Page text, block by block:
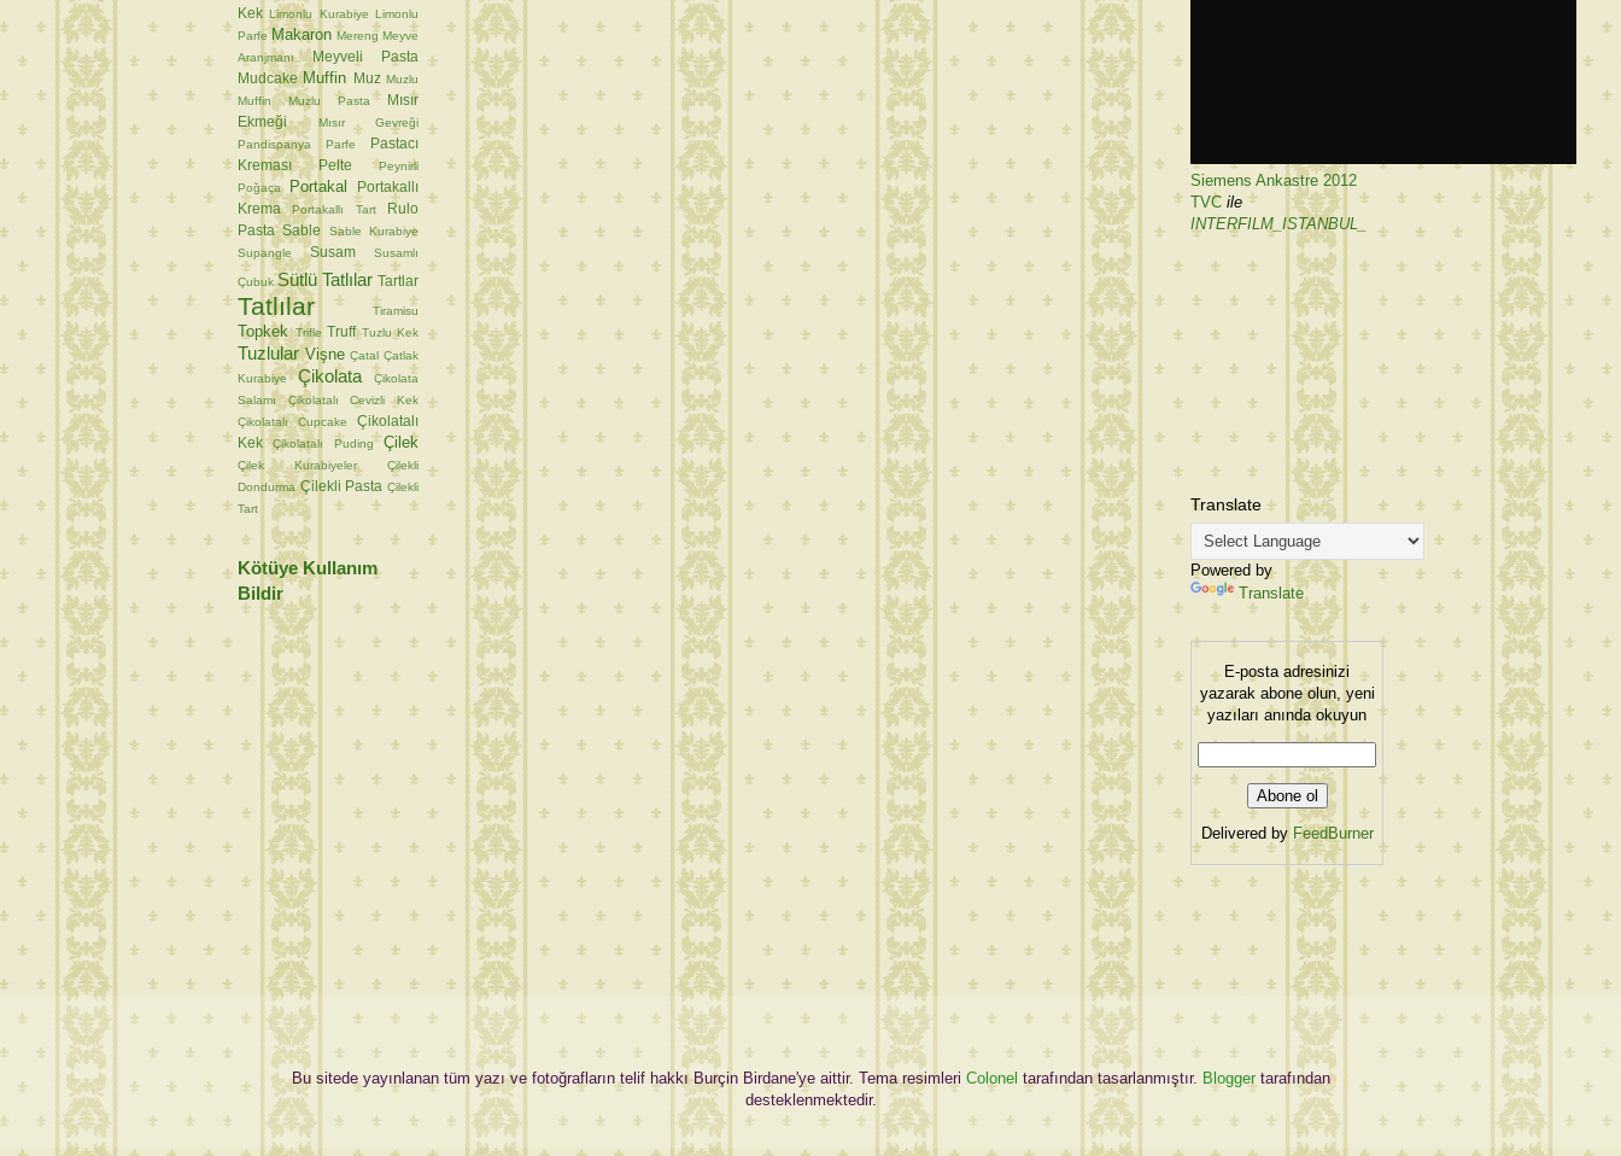
Kek Limonlu Kurabiye Limonlu
Parfe Makaron Mereng Meyve
Aranjmanı
Meyveli Pasta
Mudcake Muffin Muz Muzlu
Muffin
Muzlu Pasta
Mısır
Ekmeği
Mısır Gevreği
Pandispanya
Parfe
Pastacı
Kreması
Pelte
Peynirli
Poğaça
Portakal
Portakallı
Krema
Portakallı Tart
Rulo
Pasta Sable
Sable Kurabiye
Supangle
Susam Susamlı
Çubuk Sütlü Tatlılar Tartlar
Tatlılar Tiramisu
Topkek Trifle Truff Tuzlu Kek
Tuzlular Vişne Çatal Çatlak
Kurabiye
Çikolata
Çikolata
Salamı
Çikolatalı Cevizli Kek
Çikolatalı Cupcake
Çikolatalı
Kek
Çikolatalı Puding Çilek
Çilek Kurabiyeler
Çilekli
Dondurma Çilekli Pasta Çilekli
Tart
Kötüye Kullanım
Bildir
Siemens Ankastre 2012
TVC ile
INTERFILM_ISTANBUL_
Translate
Powered by
Translate
E-posta adresinizi
yazarak abone olun, yeni
yazıları anında okuyun
Delivered by FeedBurner
Bu sitede yayınlanan tüm yazı ve fotoğrafların telif hakkı Burçin Birdane'ye aittir. Tema resimleri Colonel tarafından tasarlanmıştır. Bloggertarafından
desteklenmektedir.